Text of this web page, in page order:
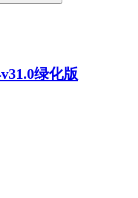
绿化版